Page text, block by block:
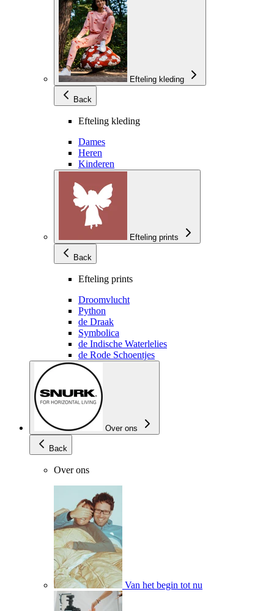
Efteling kleding
Back
Efteling kleding
Dames
Heren
Kinderen
Efteling prints
Back
Efteling prints
Droomvlucht
Python
de Draak
Symbolica
de Indische Waterlelies
de Rode Schoentjes
Over ons
Back
Over ons
Van het begin tot nu